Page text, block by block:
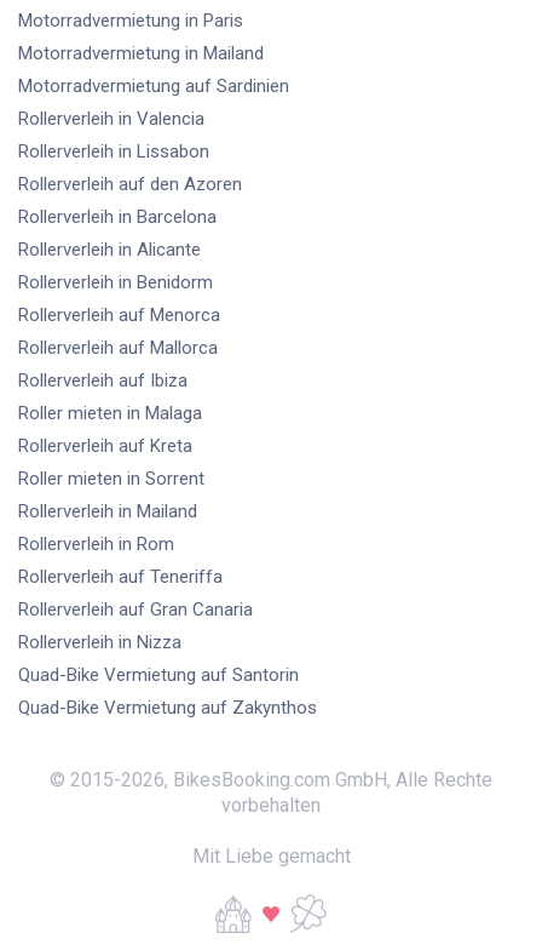
Motorradvermietung in Paris
Motorradvermietung in Mailand
Motorradvermietung auf Sardinien
Rollerverleih in Valencia
Rollerverleih in Lissabon
Rollerverleih auf den Azoren
Rollerverleih in Barcelona
Rollerverleih in Alicante
Rollerverleih in Benidorm
Rollerverleih auf Menorca
Rollerverleih auf Mallorca
Rollerverleih auf Ibiza
Roller mieten in Malaga
Rollerverleih auf Kreta
Roller mieten in Sorrent
Rollerverleih in Mailand
Rollerverleih in Rom
Rollerverleih auf Teneriffa
Rollerverleih auf Gran Canaria
Rollerverleih in Nizza
Quad-Bike Vermietung auf Santorin
Quad-Bike Vermietung auf Zakynthos
© 2015-2026, BikesBooking.com GmbH, Alle Rechte
vorbehalten
Mit Liebe gemacht